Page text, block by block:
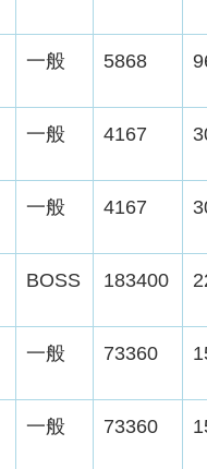
一般 5868
一般 4167
一般 4167
BOSS 183400
一般 73360
一般 73360